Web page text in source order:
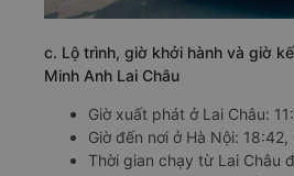
c. Lộ trình, giờ khởi hành và giờ
Minh Anh Lai Châu
Giờ xuất phát ở Lai Châu:
Giờ đến nơi ở Hà Nội:
Thời gian chạy từ Lai Châu